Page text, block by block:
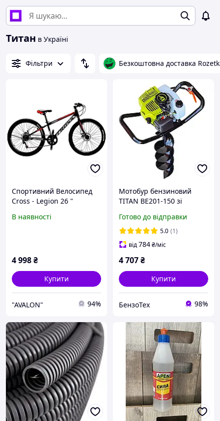
Титан в Україні
Фільтри Безкоштовна доставка
Спортивний Велосипед
Cross - Legion 26 "
В наявності
4 998₴
Купити
"AVALON" 94%
Мотобур бензиновий
TITAN BE201-150 зі
Готово до відправки
5.0 (1)
від784₴/міс
4 707₴
Купити
БензоТех 98%